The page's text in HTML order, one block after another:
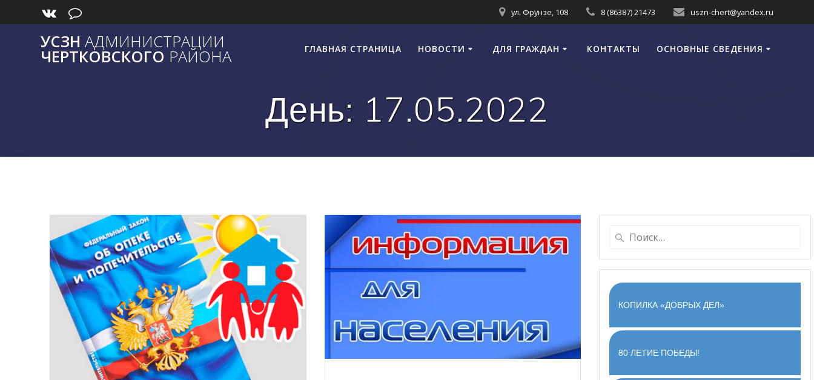
to
ул. Фрунзе, 108 8 (86387) 21473 uszn-chert@yandex.ru
УСЗН АДМИНИСТРАЦИИ
ЧЕРТКОВСКОГО РАЙОНА ГЛАВНАЯ СТРАНИЦА НОВОСТИ ДЛЯ ГРАЖДАН КОНТАКТЫ ОСНОВНЫЕ СВЕДЕНИЯ
День: 17.05.2022
Найти:
КОПИЛКА «ДОБРЫХ ДЕЛ»
80 ЛЕТИЕ ПОБЕДЫ!